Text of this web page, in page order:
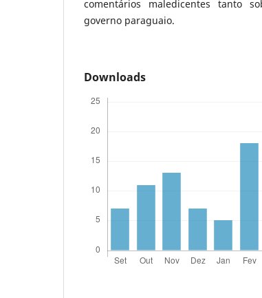
comentários maledicentes tanto
governo paraguaio.
Downloads